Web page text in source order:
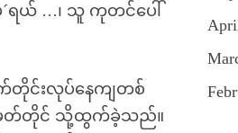
မ´ရယ် …၊ သူ ကုတင်ပေါ်
က်တိုင်းလုပ်နေကျတစ်
ားမှတ်တိုင် သို့ထွက်ခဲ့သည်။